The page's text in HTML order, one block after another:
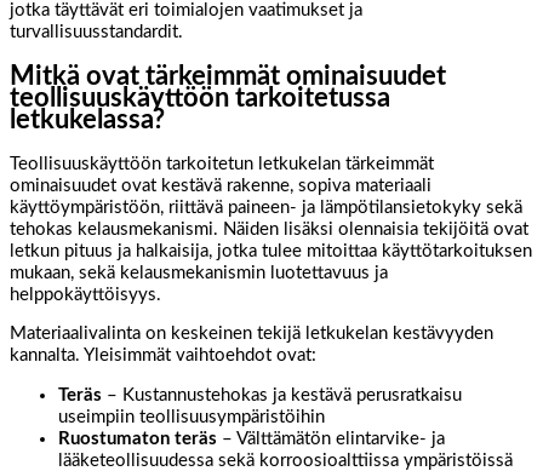
jotka täyttävät eri toimialojen vaatimukset ja
turvallisuusstandardit.
Mitkä ovat tärkeimmät ominaisuudet
teollisuuskäyttöön tarkoitetussa
letkukelassa?
Teollisuuskäyttöön tarkoitetun letkukelan tärkeimmät
ominaisuudet ovat kestävä rakenne, sopiva materiaali
käyttöympäristöön, riittävä paineen- ja lämpötilansietokyky sekä
tehokas kelausmekanismi. Näiden lisäksi olennaisia tekijöitä ovat
letkun pituus ja halkaisija, jotka tulee mitoittaa käyttötarkoituksen
mukaan, sekä kelausmekanismin luotettavuus ja
helppokäyttöisyys.
Materiaalivalinta on keskeinen tekijä letkukelan kestävyyden
kannalta. Yleisimmät vaihtoehdot ovat:
Teräs – Kustannustehokas ja kestävä perusratkaisu
useimpiin teollisuusympäristöihin
Ruostumaton teräs – Välttämätön elintarvike- ja
lääketeollisuudessa sekä korroosioalttiissa ympäristöissä